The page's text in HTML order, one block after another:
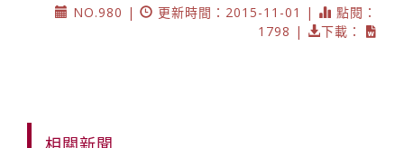
NO.980 |
更新時間：2015-11-01 |
點閱：
1798 |
下載：